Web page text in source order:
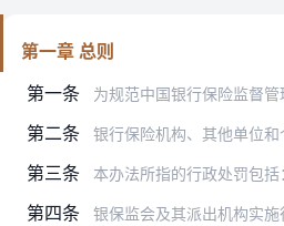
第一章 总则
第一条
为规范中国银行保险监督管理委员会（以下简称银保监会）及其派出机构行政处罚行为，维护
第二条 银行保险机构、其他单位和个人（以下简称当事人）违反法律、行政法规和银行保险监管规定，
第三条 本办法所指的行政处罚包括：
第四条 银保监会及其派出机构实施行